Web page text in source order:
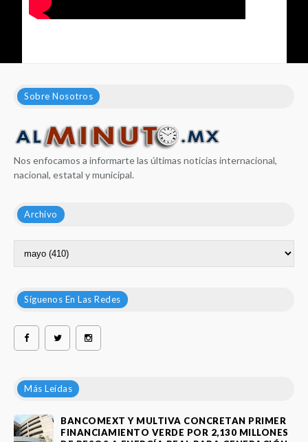
Sobre Nosotros
Nos enfocamos a informarte las últimas noticias internacional,
nacional, estatal y municipal.
Archivo
Síguenos En Las Redes
Más Leídas
BANCOMEXT Y MULTIVA CONCRETAN PRIMER
FINANCIAMIENTO VERDE POR 2,130 MILLONES